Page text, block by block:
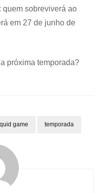
quem sobreviverá ao
em 27 de junho de
próxima temporada?
game temporada